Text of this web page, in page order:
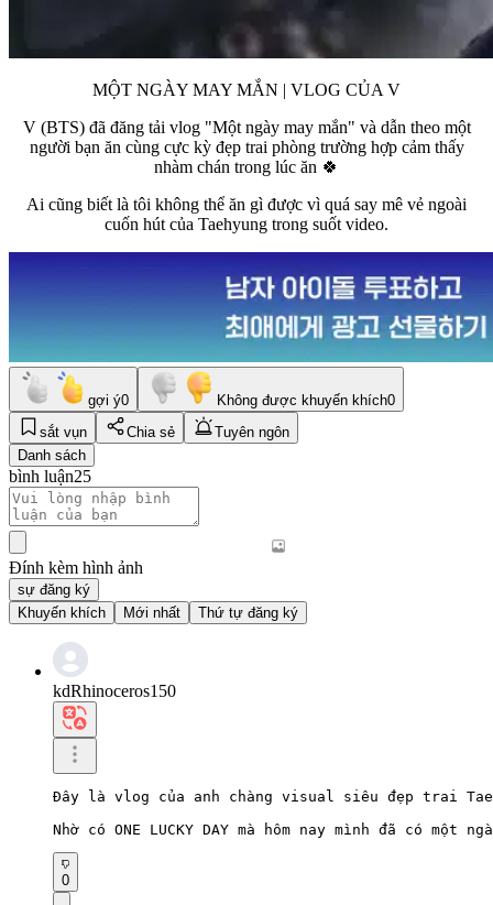
MỘT NGÀY MAY MẮN | VLOG CỦA V
V (BTS) đã đăng tải vlog "Một ngày may mắn" và dẫn theo một
người bạn ăn cùng cực kỳ đẹp trai phòng trường hợp cảm thấy
nhàm chán trong lúc ăn 🍀
Ai cũng biết là tôi không thể ăn gì được vì quá say mê vẻ ngoài
cuốn hút của Taehyung trong suốt video.
gợi ý0 Không được khuyến khích0
sắt vụn
Chia sẻ
Tuyên ngôn
Danh sách
bình luận25
Đính kèm hình ảnh
sự đăng ký
Khuyến khích
Mới nhất Thứ tự đăng ký
kdRhinoceros150
Đây là vlog của anh chàng visual siêu đẹp trai
Nhờ có ONE LUCKY DAY mà hôm nay mình đã có một
0